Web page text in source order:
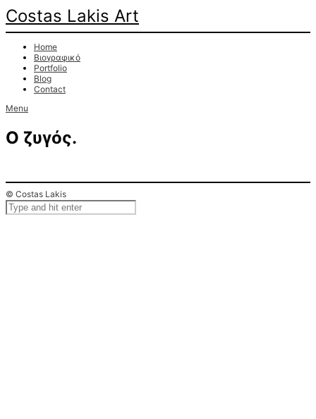
Costas Lakis Art
Home
Βιογραφικό
Portfolio
Blog
Contact
Menu
Ο ζυγός.
© Costas Lakis